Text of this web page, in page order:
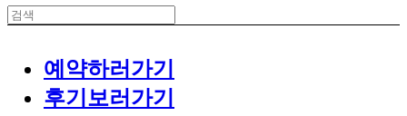
예약하러가기
후기보러가기